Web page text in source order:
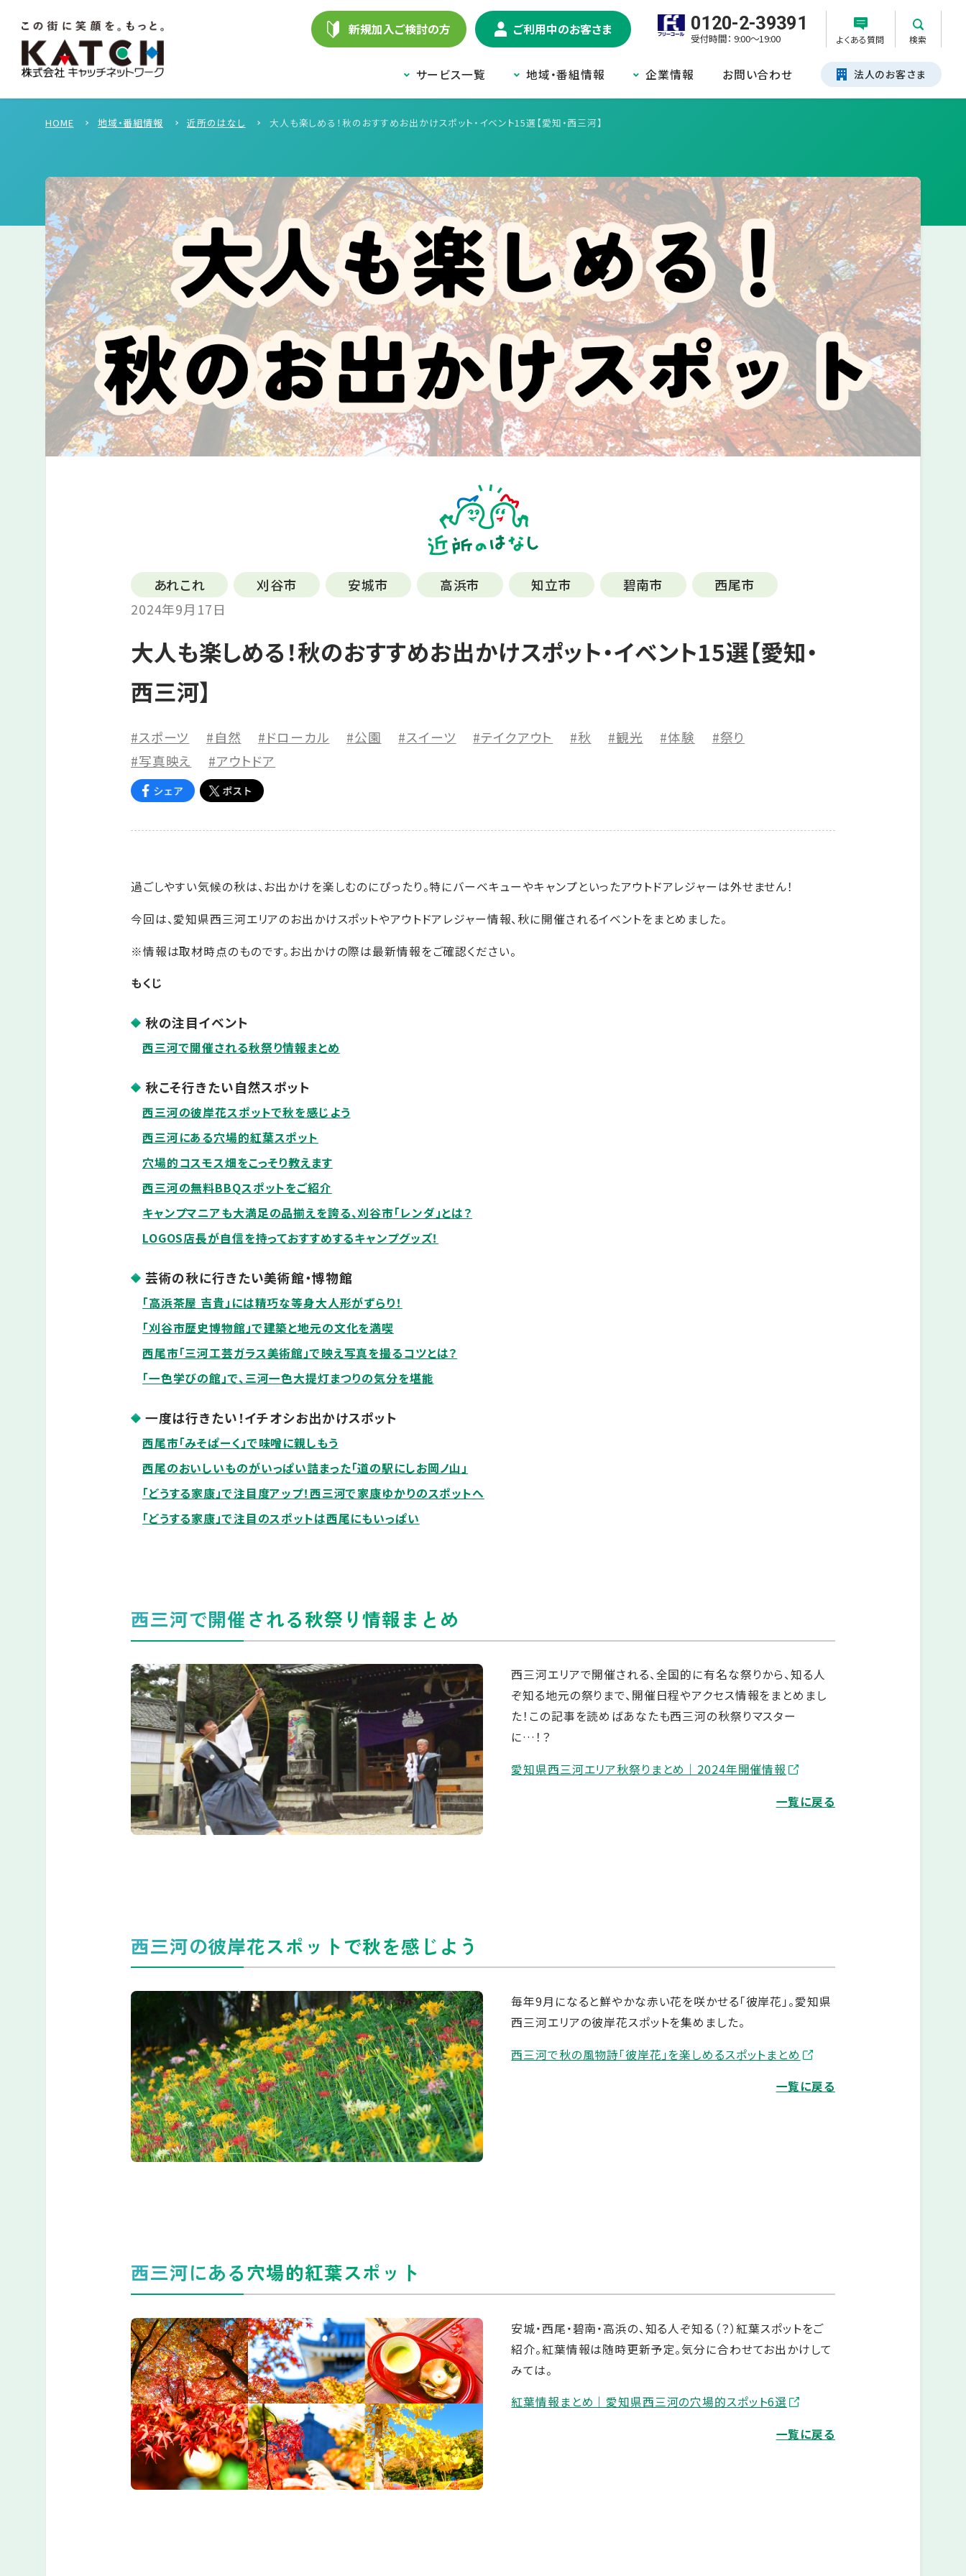
新規加入ご検討の方 ご利用中のお客さま 0120-2-39391
受付時間： 9:00～19:00 よくある質問 検索
サービス一覧 地域・番組情報 企業情報 お問い合わせ 法人のお客さま
HOME 地域・番組情報 近所のはなし 大人も楽しめる！秋のおすすめお出かけスポット・イベント15選【愛知・西三河】
あれこれ 刈谷市 安城市 高浜市 知立市 碧南市
西尾市
2024年9月17日
大人も楽しめる！秋のおすすめお出かけスポット・イベント15選【愛知・
西三河】
#スポーツ #自然 #ドローカル #公園 #スイーツ #テイクアウト #秋 #観光 #体験
#祭り
#写真映え
#アウトドア
過ごしやすい気候の秋は、お出かけを楽しむのにぴったり。特にバーベキューやキャンプといったアウトドアレジャーは外せません！
今回は、愛知県西三河エリアのお出かけスポットやアウトドアレジャー情報、秋に開催されるイベントをまとめました。
※情報は取材時点のものです。お出かけの際は最新情報をご確認ください。
もくじ
秋の注目イベント
西三河で開催される秋祭り情報まとめ
秋こそ行きたい自然スポット
西三河の彼岸花スポットで秋を感じよう
西三河にある穴場的紅葉スポット
穴場的コスモス畑をこっそり教えます
西三河の無料BBQスポットをご紹介
キャンプマニアも大満足の品揃えを誇る、刈谷市「レンダ」とは？
LOGOS店長が自信を持っておすすめするキャンプグッズ！
芸術の秋に行きたい美術館・博物館
「高浜茶屋 吉貴」には精巧な等身大人形がずらり！
「刈谷市歴史博物館」で建築と地元の文化を満喫
西尾市「三河工芸ガラス美術館」で映え写真を撮るコツとは？
「一色学びの館」で、三河一色大提灯まつりの気分を堪能
一度は行きたい！イチオシお出かけスポット
西尾市「みそぱーく」で味噌に親しもう
西尾のおいしいものがいっぱい詰まった「道の駅にしお岡ノ山」
「どうする家康」で注目度アップ！西三河で家康ゆかりのスポットへ
「どうする家康」で注目のスポットは西尾にもいっぱい
西三河で開催される秋祭り情報まとめ
西三河エリアで開催される、全国的に有名な祭りから、知る人
ぞ知る地元の祭りまで、開催日程やアクセス情報をまとめまし
た！この記事を読めばあなたも西三河の秋祭りマスター
に…！？
愛知県西三河エリア秋祭りまとめ｜2024年開催情報
一覧に戻る
西三河の彼岸花スポットで秋を感じよう
毎年9月になると鮮やかな赤い花を咲かせる「彼岸花」。愛知県
西三河エリアの彼岸花スポットを集めました。
西三河で秋の風物詩「彼岸花」を楽しめるスポットまとめ
一覧に戻る
西三河にある穴場的紅葉スポット
安城・西尾・碧南・高浜の、知る人ぞ知る（？）紅葉スポットをご
紹介。紅葉情報は随時更新予定。気分に合わせてお出かけして
みては。
紅葉情報まとめ｜愛知県西三河の穴場的スポット6選
一覧に戻る